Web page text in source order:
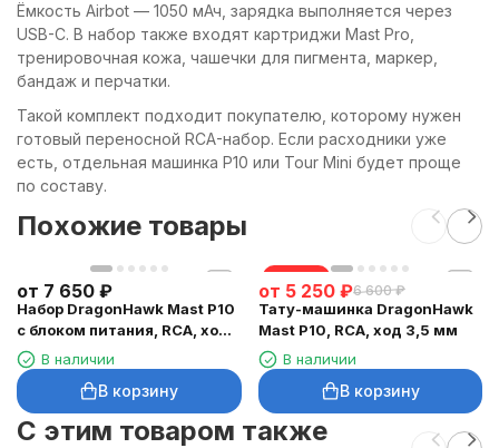
Ёмкость Airbot — 1050 мАч, зарядка выполняется через
USB-C. В набор также входят картриджи Mast Pro,
тренировочная кожа, чашечки для пигмента, маркер,
бандаж и перчатки.
Такой комплект подходит покупателю, которому нужен
готовый переносной RCA-набор. Если расходники уже
есть, отдельная машинка P10 или Tour Mini будет проще
по составу.
Похожие товары
от 7 650 ₽
Набор DragonHawk Mast P10
с блоком питания, RCA, ход
3,5 ммВ наличии
В корзину
скидка
от 5 250 ₽6 600 ₽
Тату-машинка DragonHawk
Mast P10, RCA, ход 3,5 мм
В наличии
В корзину
C этим товаром также